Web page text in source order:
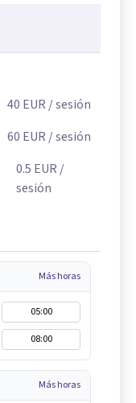
40 EUR / sesión
60 EUR / sesión
0.5 EUR /
sesión
Más horas
05:00
08:00
Más horas